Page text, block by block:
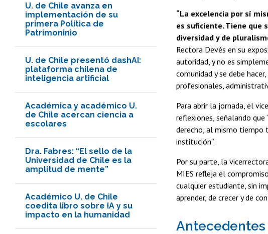
U. de Chile avanza en
implementación de su
primera Política de
Patrimoninio
U. de Chile presentó dashAI:
plataforma chilena de
inteligencia artificial
Académica y académico U.
de Chile acercan ciencia a
escolares
Dra. Fabres: “El sello de la
Universidad de Chile es la
amplitud de mente”
Académico U. de Chile
coedita libro sobre IA y su
impacto en la humanidad
“La excelencia por sí
es suficiente. Tiene que
diversidad y de
Rectora Devés en su
autoridad, y no es
comunidad y se debe
profesionales,
Para abrir la jornada, el
reflexiones, señalando que
derecho, al mismo tiempo
institución”.
Por su parte, la
MIES refleja el
cualquier estudiante, sin
aprender, de crecer y de
Antecedentes